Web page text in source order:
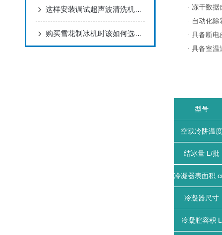
这样安装调试超声波清洗机，才能保证清洗效果
购买雪花制冰机时该如何选择产品产量？
· 冻干数
· 自动化
· 具备断
· 具备室
型号
空载冷阱温度
结冰量 L/批
冷凝器表面积
冷凝器尺寸
冷凝腔容积 L